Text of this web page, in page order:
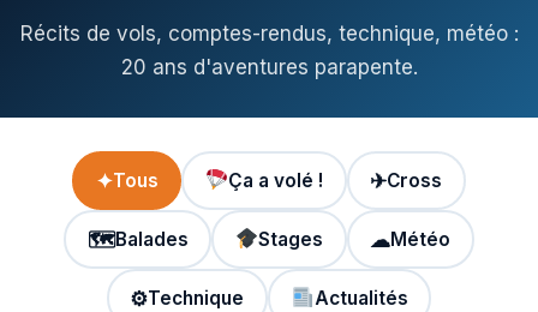
Récits de vols, comptes-rendus, technique, météo :
20 ans d'aventures parapente.
✦Tous Ça a volé ! ✈Cross
🗺Balades Stages ☁Météo
⚙Technique Actualités